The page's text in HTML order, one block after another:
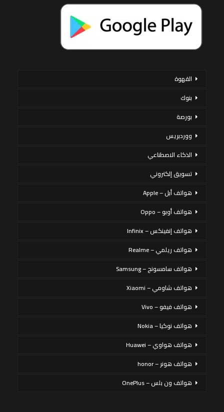
القهوة
بنوك
بورصة
ووردبريس
الذكاء الاصطناعي
تسويق إلكتروني
هواتف أبل – Apple
هواتف أوبو – Oppo
هواتف إنفينكس – Infinix
هواتف ريلمي – Realme
هواتف سامسونج – Samsung
هواتف شاومي – Xiaomi
هواتف فيفو – Vivo
هواتف نوكيا – Nokia
هواتف هواوي – Huawei
هواتف هونر – honor
هواتف ون بلس – OnePlus